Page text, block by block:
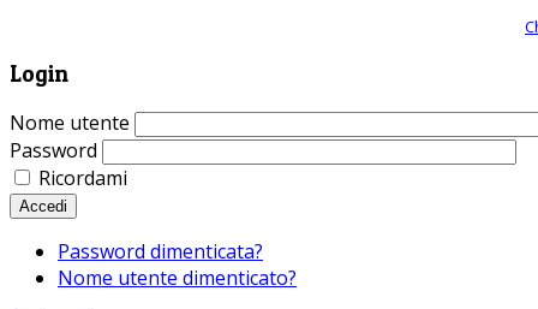
Login
Nome utente
Password
Ricordami
Accedi
Password dimenticata?
Nome utente dimenticato?